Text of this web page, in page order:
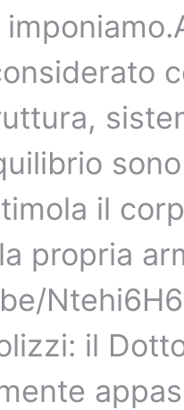
il
propria
il